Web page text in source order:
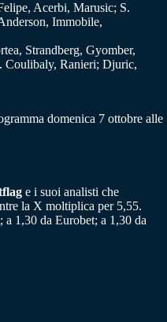
Acerbi, Marusic; S.
Immobile,
Strandberg, Gyomber,
Coulibaly, Ranieri; Djuric,
domenica 7 ottobre alle
e i suoi analisti che
la X moltiplica per 5,55.
a 1,30 da Eurobet; a 1,30 da